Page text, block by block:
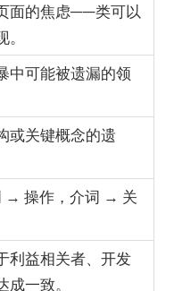
面的焦虑——类可以
中可能被遗漏的领
或关键概念的遗
→ 操作，介词 → 关
利益相关者、开发
成一致。